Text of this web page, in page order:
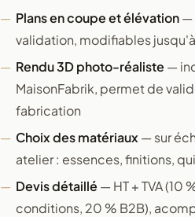
Plans en coupe et élévation—
validation, modifiables
Rendu 3D photo-réaliste —
MaisonFabrik, permet de
fabrication
Choix des matériaux — sur
atelier : essences, finitions,
Devis détaillé — HT + TVA (10
conditions, 20 % B2B),